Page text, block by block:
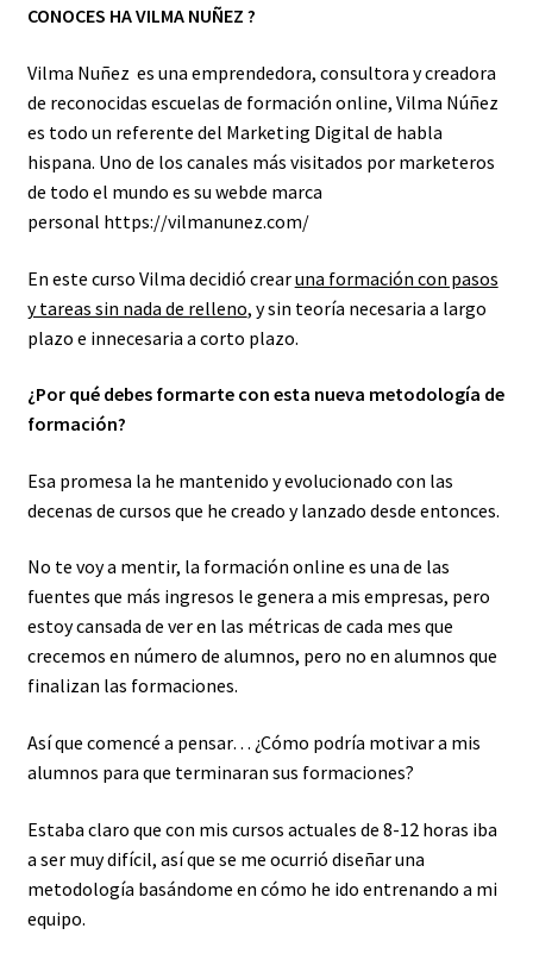
CONOCES HA VILMA NUÑEZ ?
Vilma Nuñez es una emprendedora, consultora y creadora
de reconocidas escuelas de formación online, Vilma Núñez
es todo un referente del Marketing Digital de habla
hispana. Uno de los canales más visitados por marketeros
de todo el mundo es su webde marca
personal https://vilmanunez.com/
En este curso Vilma decidió crearuna formación con pasos
y tareas sin nada de relleno, y sin teoría necesaria a largo
plazo e innecesaria a corto plazo.
¿Por qué debes formarte con esta nueva metodología de
formación?
Esa promesa la he mantenido y evolucionado con las
decenas de cursos que he creado y lanzado desde entonces.
No te voy a mentir, la formación online es una de las
fuentes que más ingresos le genera a mis empresas, pero
estoy cansada de ver en las métricas de cada mes que
crecemos en número de alumnos, pero no en alumnos que
finalizan las formaciones.
Así que comencé a pensar… ¿Cómo podría motivar a mis
alumnos para que terminaran sus formaciones?
Estaba claro que con mis cursos actuales de 8-12 horas iba
a ser muy difícil, así que se me ocurrió diseñar una
metodología basándome en cómo he ido entrenando a mi
equipo.